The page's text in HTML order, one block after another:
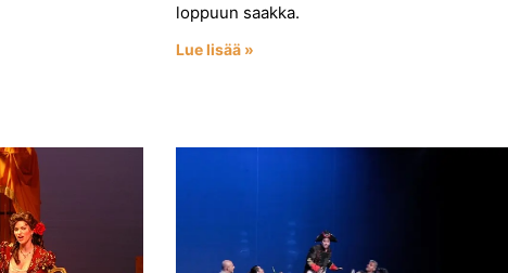
loppuun saakka.
Lue lisää »